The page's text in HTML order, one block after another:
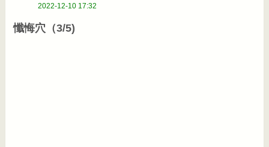
2022-12-10 17:32
懺悔穴（3/5)